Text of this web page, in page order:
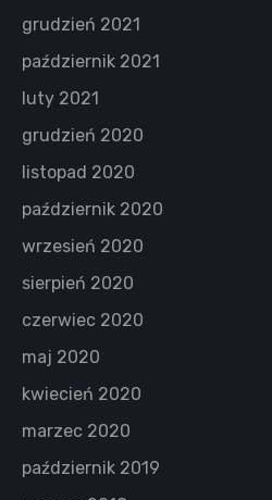
grudzień 2021
październik 2021
luty 2021
grudzień 2020
listopad 2020
październik 2020
wrzesień 2020
sierpień 2020
czerwiec 2020
maj 2020
kwiecień 2020
marzec 2020
październik 2019